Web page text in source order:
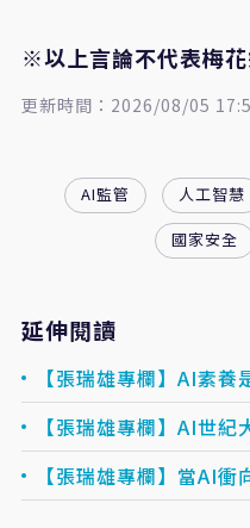
※以上言論不代表梅
更新時間：2026/08/05
AI監管 人工智慧
國家安全
延伸閱讀
【張瑞雄專欄】AI素
【張瑞雄專欄】AI世紀
【張瑞雄專欄】當AI